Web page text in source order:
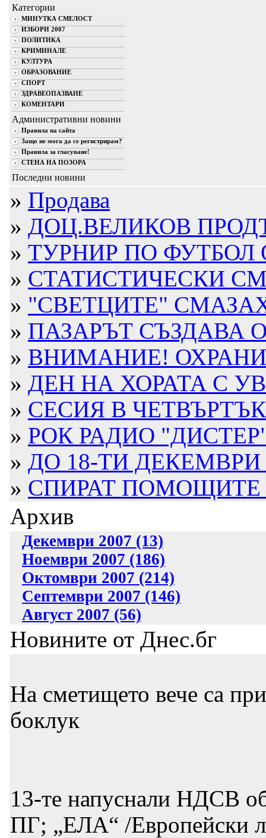
Категории
МИНУТКА СМЕЛОСТ
ИЗБОРИ 2007
ПОЛИТИКА
КРИМИНАЛЕ
КУЛТУРА
ОБРАЗОВАНИЕ
СПОРТ
ЗДРАВЕОПАЗВАНЕ
КОМЕНТАРИ
Административни новини
Правила на сайта
Защо не мога да се регистрирам?
Правила за гласуване!
СТЕНА НА ПОЗОРА
Последни новини
» Продава
» ДОЦ.ВЕЛИКОВ
» ТУРНИР ПО ФУТБОЛ
» СТАТИСТИЧЕСКИ
» "СВЕТЦИТЕ"
» ПАЗАРЪТ СЪЗДАВА
» ВНИМАНИЕ!
» ДЕН НА ХОРАТА С
» СЕСИЯ В ЧЕТВЪРТЪК
» РОК РАДИО
» ДО 18-ТИ
» СПИРАТ ПОМОЩИТЕ
Архив
Декември 2007 (13)
Ноември 2007 (186)
Октомври 2007 (214)
Септември 2007 (146)
Август 2007 (56)
Новините от Днес.бг
На сметището вече са
боклук
13-те напуснали НДСВ
ПГ; „ЕЛА“ /Европейски